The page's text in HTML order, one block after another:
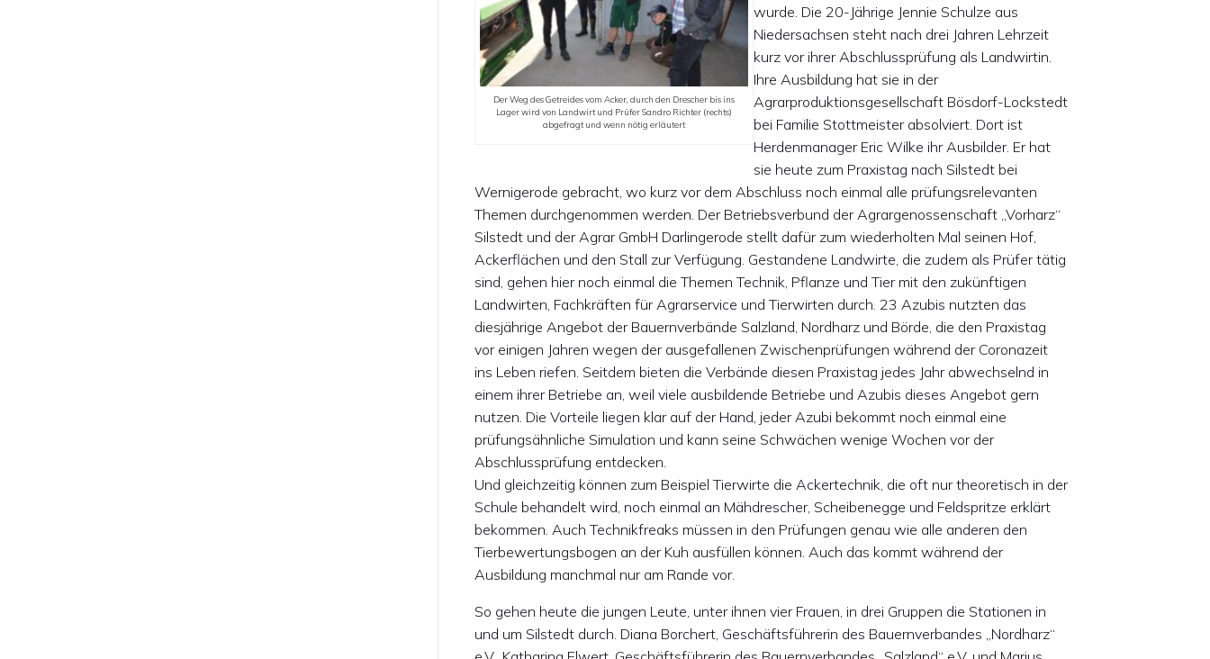
Der Weg des Getreides vom Acker, durch den Drescher bis ins
Lager wird von Landwirt und Prüfer Sandro Richter (rechts)
abgefragt und wenn nötig erläutert
wurde. Die 20-Jährige Jennie Schulze aus
Niedersachsen steht nach drei Jahren Lehrzeit
kurz vor ihrer Abschlussprüfung als Landwirtin.
Ihre Ausbildung hat sie in der
Agrarproduktionsgesellschaft Bösdorf-Lockstedt
bei Familie Stottmeister absolviert. Dort ist
Herdenmanager Eric Wilke ihr Ausbilder. Er hat
sie heute zum Praxistag nach Silstedt bei
Wernigerode gebracht, wo kurz vor dem Abschluss noch einmal alle prüfungsrelevanten
Themen durchgenommen werden. Der Betriebsverbund der Agrargenossenschaft „Vorharz“
Silstedt und der Agrar GmbH Darlingerode stellt dafür zum wiederholten Mal seinen Hof,
Ackerflächen und den Stall zur Verfügung. Gestandene Landwirte, die zudem als Prüfer tätig
sind, gehen hier noch einmal die Themen Technik, Pflanze und Tier mit den zukünftigen
Landwirten, Fachkräften für Agrarservice und Tierwirten durch. 23 Azubis nutzten das
diesjährige Angebot der Bauernverbände Salzland, Nordharz und Börde, die den Praxistag
vor einigen Jahren wegen der ausgefallenen Zwischenprüfungen während der Coronazeit
ins Leben riefen. Seitdem bieten die Verbände diesen Praxistag jedes Jahr abwechselnd in
einem ihrer Betriebe an, weil viele ausbildende Betriebe und Azubis dieses Angebot gern
nutzen. Die Vorteile liegen klar auf der Hand, jeder Azubi bekommt noch einmal eine
prüfungsähnliche Simulation und kann seine Schwächen wenige Wochen vor der
Abschlussprüfung entdecken.
Und gleichzeitig können zum Beispiel Tierwirte die Ackertechnik, die oft nur theoretisch in der
Schule behandelt wird, noch einmal an Mähdrescher, Scheibenegge und Feldspritze erklärt
bekommen. Auch Technikfreaks müssen in den Prüfungen genau wie alle anderen den
Tierbewertungsbogen an der Kuh ausfüllen können. Auch das kommt während der
Ausbildung manchmal nur am Rande vor.
So gehen heute die jungen Leute, unter ihnen vier Frauen, in drei Gruppen die Stationen in
und um Silstedt durch. Diana Borchert, Geschäftsführerin des Bauernverbandes „Nordharz“